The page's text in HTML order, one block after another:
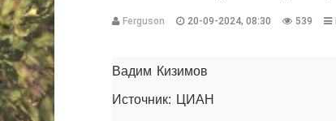
Ferguson 20-09-2024, 08:30 539
Вадим Кизимов
Источник: ЦИАН